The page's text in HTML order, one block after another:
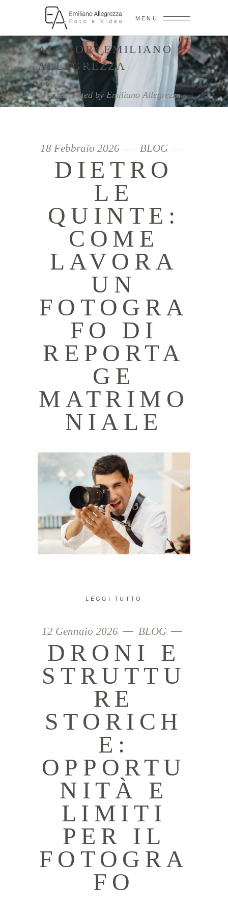
MENU
AUTHOR: EMILIANO
ALLEGREZZA
Home/
Articles posted by Emiliano Allegrezza
18 Febbraio 2026 BLOG
DIETRO
LE
QUINTE:
COME
LAVORA
UN
FOTOGRA
FO DI
REPORTA
GE
MATRIMO
NIALE
LEGGI TUTTO
12 Gennaio 2026 BLOG
DRONI E
STRUTTU
RE
STORICH
E:
OPPORTU
NITÀ E
LIMITI
PER IL
FOTOGRA
FO